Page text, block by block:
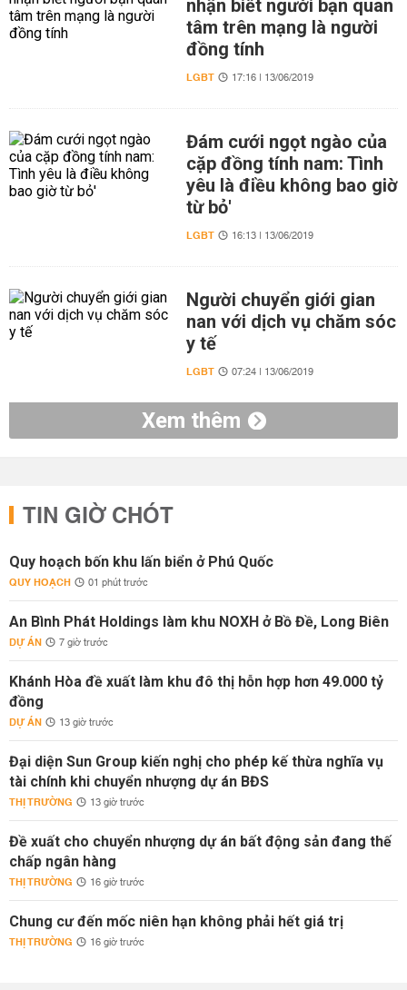
nhận biết người bạn quan
tâm trên mạng là người
đồng tính
LGBT 17:16 | 13/06/2019
Đám cưới ngọt ngào của
cặp đồng tính nam: Tình
yêu là điều không bao giờ
từ bỏ'
LGBT 16:13 | 13/06/2019
Người chuyển giới gian
nan với dịch vụ chăm sóc
y tế
LGBT 07:24 | 13/06/2019
Xem thêm
TIN GIỜ CHÓT
Quy hoạch bốn khu lấn biển ở Phú Quốc
QUY HOẠCH 01 phút trước
An Bình Phát Holdings làm khu NOXH ở Bồ Đề, Long Biên
DỰ ÁN 7 giờ trước
Khánh Hòa đề xuất làm khu đô thị hỗn hợp hơn 49.000 tỷ
đồng
DỰ ÁN 13 giờ trước
Đại diện Sun Group kiến nghị cho phép kế thừa nghĩa vụ
tài chính khi chuyển nhượng dự án BĐS
THỊ TRƯỜNG 13 giờ trước
Đề xuất cho chuyển nhượng dự án bất động sản đang thế
chấp ngân hàng
THỊ TRƯỜNG 16 giờ trước
Chung cư đến mốc niên hạn không phải hết giá trị
THỊ TRƯỜNG 16 giờ trước